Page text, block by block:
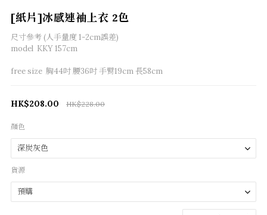
[紙片]冰感連袖上衣 2色
尺寸參考 (人手量度 1-2cm誤差)
model  KKY 157cm
free size  胸44吋 腰36吋 手臂19cm 長58cm
HK$228.00
HK$208.00
顏色
貨源